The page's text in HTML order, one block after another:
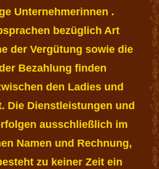
Unternehmerinnen .
bezüglich Art
der Vergütung sowie die
Bezahlung finden
den Ladies und
Die Dienstleistungen und
ausschließlich im
Namen und Rechnung,
zu keiner Zeit ein